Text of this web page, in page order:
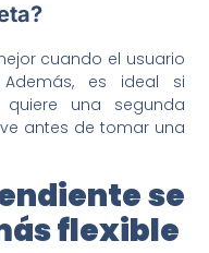
cuando el usuario
es ideal si
una segunda
antes de tomar una
se
flexible